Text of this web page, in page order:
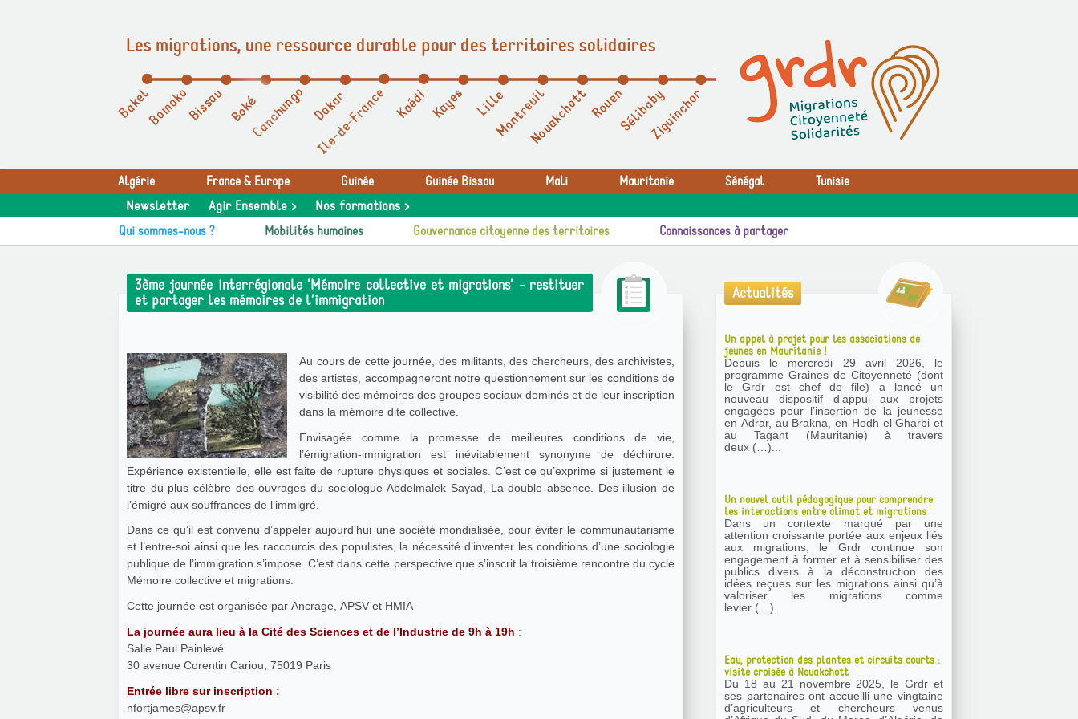
Les migrations, une ressource durable pour des territoires solidaires
Algérie France & Europe Guinée Guinée Bissau Mali Mauritanie Sénégal Tunisie
Newsletter Agir Ensemble > Nos formations >
Qui sommes-nous ? Mobilités humaines Gouvernance citoyenne des territoires Connaissances à partager
3ème journée interrégionale ’Mémoire collective et migrations’ - restituer
et partager les mémoires de l’immigration
Au cours de cette journée, des militants, des chercheurs, des archivistes,
des artistes, accompagneront notre questionnement sur les conditions de
visibilité des mémoires des groupes sociaux dominés et de leur inscription
dans la mémoire dite collective.
Envisagée comme la promesse de meilleures conditions de vie,
l’émigration-immigration est inévitablement synonyme de déchirure.
Expérience existentielle, elle est faite de rupture physiques et sociales. C’est ce qu’exprime si justement le
titre du plus célèbre des ouvrages du sociologue Abdelmalek Sayad, La double absence. Des illusion de
l’émigré aux souffrances de l’immigré.
Dans ce qu’il est convenu d’appeler aujourd’hui une société mondialisée, pour éviter le communautarisme
et l’entre-soi ainsi que les raccourcis des populistes, la nécessité d’inventer les conditions d’une sociologie
publique de l’immigration s’impose. C’est dans cette perspective que s’inscrit la troisième rencontre du cycle
Mémoire collective et migrations.
Cette journée est organisée par Ancrage, APSV et HMIA
La journée aura lieu à la Cité des Sciences et de l’Industrie de 9h à 19h :
Salle Paul Painlevé
30 avenue Corentin Cariou, 75019 Paris
Entrée libre sur inscription :
nfortjames@apsv.fr
Actualités
Un appel à projet pour les associations de
jeunes en Mauritanie !
Depuis le mercredi 29 avril 2026, le
programme Graines de Citoyenneté (dont
le Grdr est chef de file) a lancé un
nouveau dispositif d’appui aux projets
engagées pour l’insertion de la jeunesse
en Adrar, au Brakna, en Hodh el Gharbi et
au Tagant (Mauritanie) à travers
deux (…)...
Un nouvel outil pédagogique pour comprendre
les interactions entre climat et migrations
Dans un contexte marqué par une
attention croissante portée aux enjeux liés
aux migrations, le Grdr continue son
engagement à former et à sensibiliser des
publics divers à la déconstruction des
idées reçues sur les migrations ainsi qu’à
valoriser les migrations comme
levier (…)...
Eau, protection des plantes et circuits courts :
visite croisée à Nouakchott
Du 18 au 21 novembre 2025, le Grdr et
ses partenaires ont accueilli une vingtaine
d’agriculteurs et chercheurs venus